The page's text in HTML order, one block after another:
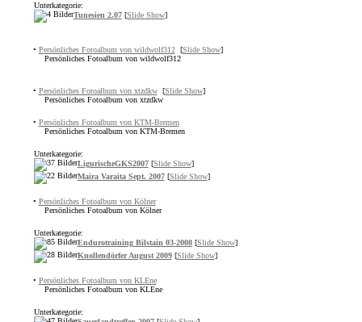
Unterkategorie:
Tunesien 2.07[Slide Show]
• Persönliches Fotoalbum von wildwolf312 [Slide Show]
Persönliches Fotoalbum von wildwolf312
• Persönliches Fotoalbum von xtzdkw [Slide Show]
Persönliches Fotoalbum von xtzdkw
• Persönliches Fotoalbum von KTM-Bremen
Persönliches Fotoalbum von KTM-Bremen
Unterkategorie:
LigurischeGKS2007[Slide Show]
Maira Varaita Sept. 2007[Slide Show]
• Persönliches Fotoalbum von Kölner
Persönliches Fotoalbum von Kölner
Unterkategorie:
Endurotraining Bilstain 03-2008[Slide Show]
Knollendörfer August 2009[Slide Show]
• Persönliches Fotoalbum von KLEne
Persönliches Fotoalbum von KLEne
Unterkategorie: